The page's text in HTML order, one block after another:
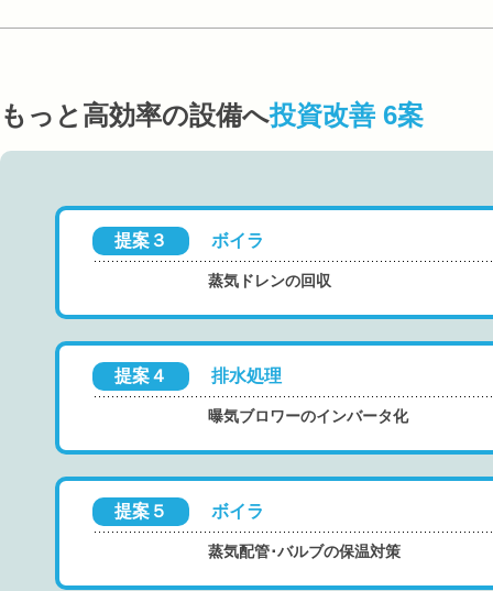
もっと高効率の設備へ投資改善 6案
提案３ ボイラ
蒸気ドレンの回収
提案４ 排水処理
曝気ブロワーのインバータ化
提案５ ボイラ
蒸気配管･バルブの保温対策